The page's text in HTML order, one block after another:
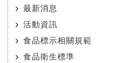
最新消息
活動資訊
食品標示相關規範
食品衛生標準